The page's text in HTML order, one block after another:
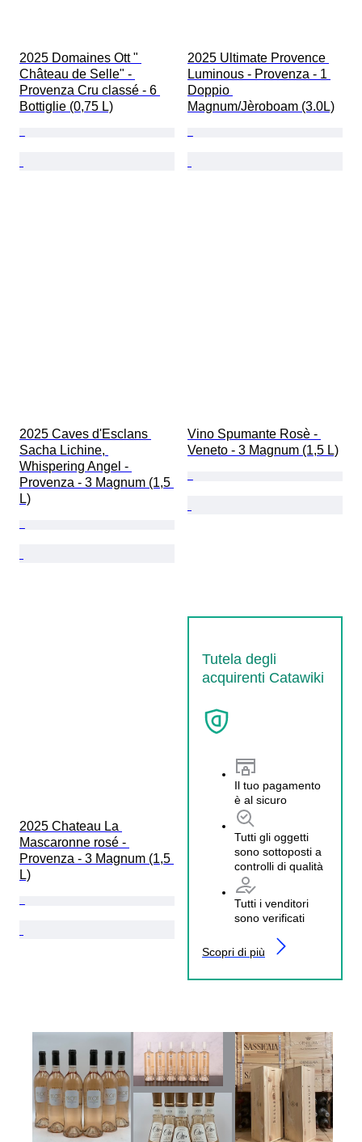
2025 Domaines Ott "
Château de Selle" -
Provenza Cru classé - 6
Bottiglie (0,75 L)
2025 Ultimate Provence
Luminous - Provenza - 1
Doppio
Magnum/Jèroboam (3.0L)
2025 Caves d'Esclans
Sacha Lichine,
Whispering Angel -
Provenza - 3 Magnum (1,5
L)
Vino Spumante Rosè -
Veneto - 3 Magnum (1,5 L)
2025 Chateau La
Mascaronne rosé -
Provenza - 3 Magnum (1,5
L)
Tutela degli
acquirenti Catawiki
Il tuo pagamento
è al sicuro
Tutti gli oggetti
sono sottoposti a
controlli di qualità
Tutti i venditori
sono verificati
Scopri di più